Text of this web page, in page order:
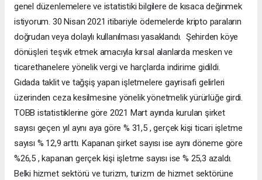
genel düzenlemelere ve istatistiki bilgilere de kısaca değinmek
istiyorum. 30 Nisan 2021 itibariyle ödemelerde kripto paraların
doğrudan veya dolaylı kullanılması yasaklandı. Şehirden köye
dönüşleri teşvik etmek amacıyla kırsal alanlarda mesken ve
ticarethanelere yönelik vergi ve harçlarda indirime gidildi.
Gıdada taklit ve tağşiş yapan işletmelere gayrisafi gelirleri
üzerinden ceza kesilmesine yönelik yönetmelik yürürlüğe girdi.
TOBB istatistiklerine göre 2021 Mart ayında kurulan şirket
sayısı geçen yıl aynı aya göre % 31,5 , gerçek kişi ticari işletme
sayısı % 12,9 arttı. Kapanan şirket sayısı ise aynı döneme göre
%26,5 , kapanan gerçek kişi işletme sayısı ise % 25,3 azaldı.
Belki hizmet sektörü ve turizm, turizm de hizmet sektörüne